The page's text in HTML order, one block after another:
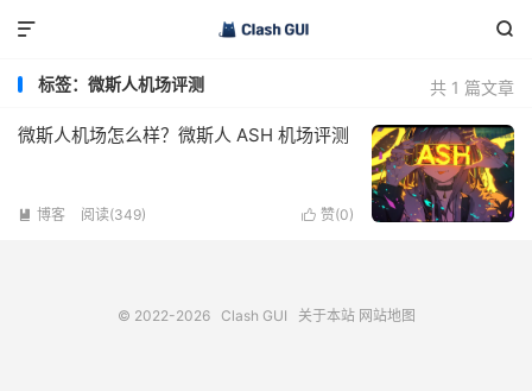


共 1 篇文章
标签：微斯人机场评测
微斯人机场怎么样？微斯人 ASH 机场评测
 赞(0)
 博客 阅读(349)
© 2022-2026 Clash GUI 关于本站 网站地图